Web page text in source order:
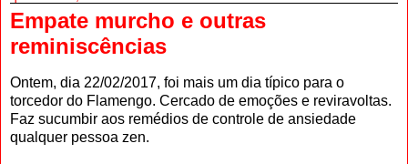
Empate murcho e outras
reminiscências
Ontem, dia 22/02/2017, foi mais um dia típico para o
torcedor do Flamengo. Cercado de emoções e reviravoltas.
Faz sucumbir aos remédios de controle de ansiedade
qualquer pessoa zen.